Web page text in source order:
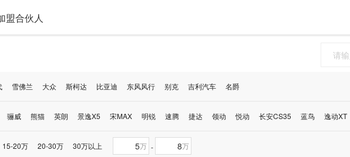
盟合伙人
雪佛兰 大众 斯柯达 比亚迪 东风风行 别克 吉利汽车 名爵
骊威 熊猫 英朗 景逸X5 宋MAX 明锐 速腾 捷达 领动 悦动 长安CS35 蓝鸟 逸动XT
15-20万 20-30万 30万以上 万 - 万